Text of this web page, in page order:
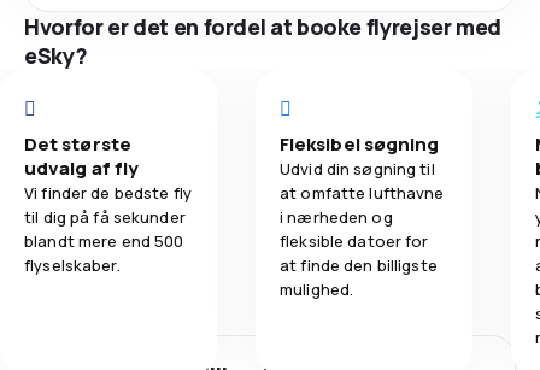
Hvorfor er det en fordel at booke flyrejser med
eSky?
Det største
udvalg af fly
Vi finder de bedste fly
til dig på få sekunder
blandt mere end 500
flyselskaber.
Fleksibel søgning
Udvid din søgning til
at omfatte lufthavne
i nærheden og
fleksible datoer for
at finde den billigste
mulighed.